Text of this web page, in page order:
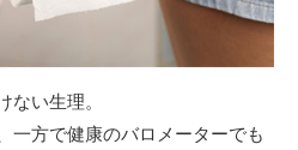
ない生理。
一方で健康のバロメーターでも